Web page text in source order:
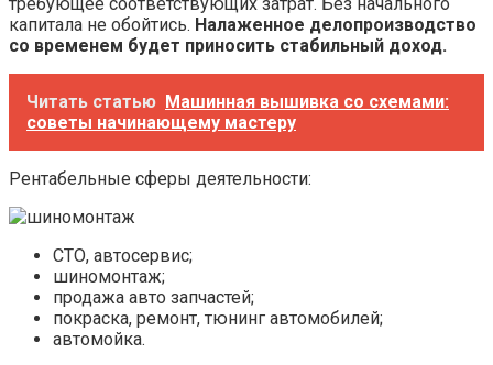
капитала не обойтись. Налаженное делопроизводство
со временем будет приносить стабильный доход.
Читать статью Машинная вышивка со схемами:
советы начинающему мастеру
Рентабельные сферы деятельности:
СТО, автосервис;
шиномонтаж;
продажа авто запчастей;
покраска, ремонт, тюнинг автомобилей;
автомойка.